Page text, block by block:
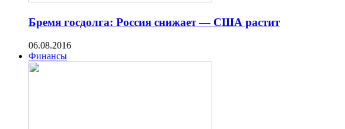
Бремя госдолга: Россия снижает — США растит
06.08.2016
Финансы